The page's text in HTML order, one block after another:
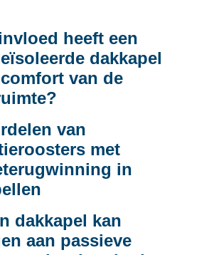
heeft een
dakkapel
van de
van
met
in
dakkapel kan
aan passieve